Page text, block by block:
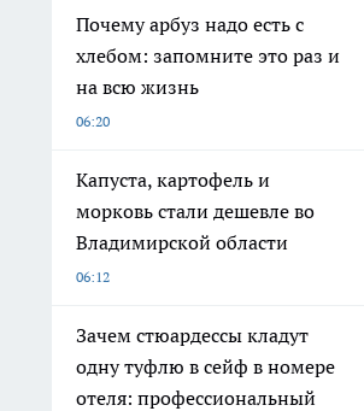
Почему арбуз надо есть с
хлебом: запомните это раз и
на всю жизнь
06:20
Капуста, картофель и
морковь стали дешевле во
Владимирской области
06:12
Зачем стюардессы кладут
одну туфлю в сейф в номере
отеля: профессиональный